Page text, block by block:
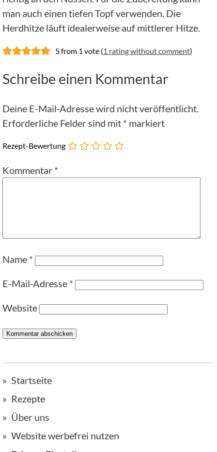
man auch einen tiefen Topf verwenden. Die
Herdhitze läuft idealerweise auf mittlerer Hitze.
5 from 1 vote (1 rating without comment)
Schreibe einen Kommentar
Deine E-Mail-Adresse wird nicht veröffentlicht.
Erforderliche Felder sind mit * markiert
Rezept-Bewertung
Kommentar *
Name *
E-Mail-Adresse *
Website
Startseite
Rezepte
Über uns
Website werbefrei nutzen